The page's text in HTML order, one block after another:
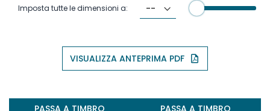
Imposta tutte le dimensioni a:
VISUALIZZA ANTEPRIMA PDF
PASSA A TIMBRO
PASSA A TIMBRO